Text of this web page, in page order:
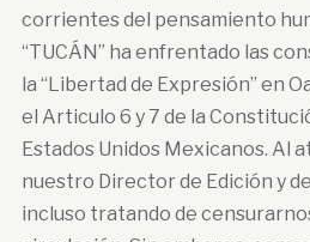
corrientes del pensamiento
“TUCÁN” ha enfrentado las
la “Libertad de Expresión” en
el Articulo 6 y 7 de la
Estados Unidos Mexicanos. Al
nuestro Director de Edición y
incluso tratando de